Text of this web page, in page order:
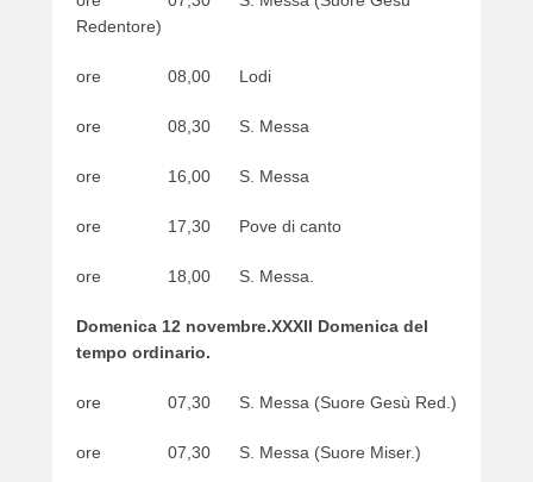
Redentore)
ore 08,00 Lodi
ore 08,30 S. Messa
ore 16,00 S. Messa
ore 17,30 Pove di canto
ore 18,00 S. Messa.
Domenica 12 novembre.XXXII Domenica del
tempo ordinario.
ore 07,30 S. Messa (Suore Gesù Red.)
ore 07,30 S. Messa (Suore Miser.)